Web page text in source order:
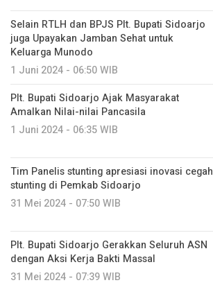
Selain RTLH dan BPJS Plt. Bupati Sidoarjo
juga Upayakan Jamban Sehat untuk
Keluarga Munodo
1 Juni 2024 - 06:50 WIB
Plt. Bupati Sidoarjo Ajak Masyarakat
Amalkan Nilai-nilai Pancasila
1 Juni 2024 - 06:35 WIB
Tim Panelis stunting apresiasi inovasi cegah
stunting di Pemkab Sidoarjo
31 Mei 2024 - 07:50 WIB
Plt. Bupati Sidoarjo Gerakkan Seluruh ASN
dengan Aksi Kerja Bakti Massal
31 Mei 2024 - 07:39 WIB